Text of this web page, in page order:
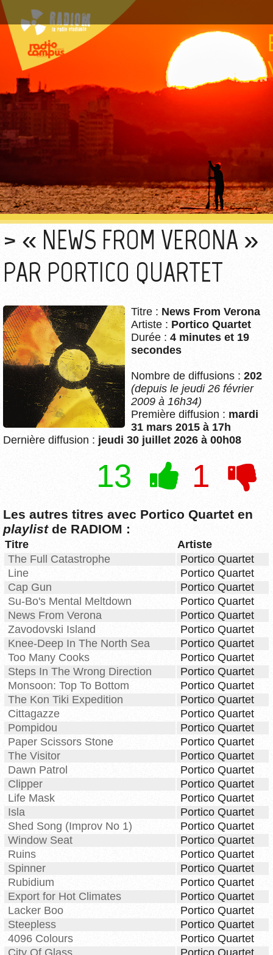
« NEWS FROM VERONA »
PAR PORTICO QUARTET
Titre : News From Verona
Artiste : Portico Quartet
Durée : 4 minutes et 19
secondes
Nombre de diffusions : 202
(depuis le jeudi 26 février
2009 à 16h34)
Première diffusion : mardi
31 mars 2015 à 17h
Dernière diffusion : jeudi 30 juillet 2026 à 00h08
13 1
Les autres titres avec Portico Quartet en
playlistde RADIOM :
Titre
Artiste
The Full Catastrophe
Portico Quartet
Line
Portico Quartet
Cap Gun
Portico Quartet
Su-Bo's Mental Meltdown
Portico Quartet
News From Verona
Portico Quartet
Zavodovski Island
Portico Quartet
Knee-Deep In The North Sea
Portico Quartet
Too Many Cooks
Portico Quartet
Steps In The Wrong Direction
Portico Quartet
Monsoon: Top To Bottom
Portico Quartet
The Kon Tiki Expedition
Portico Quartet
Cittagazze
Portico Quartet
Pompidou
Portico Quartet
Paper Scissors Stone
Portico Quartet
The Visitor
Portico Quartet
Dawn Patrol
Portico Quartet
Clipper
Portico Quartet
Life Mask
Portico Quartet
Isla
Portico Quartet
Shed Song (Improv No 1)
Portico Quartet
Window Seat
Portico Quartet
Ruins
Portico Quartet
Spinner
Portico Quartet
Rubidium
Portico Quartet
Export for Hot Climates
Portico Quartet
Lacker Boo
Portico Quartet
Steepless
Portico Quartet
4096 Colours
Portico Quartet